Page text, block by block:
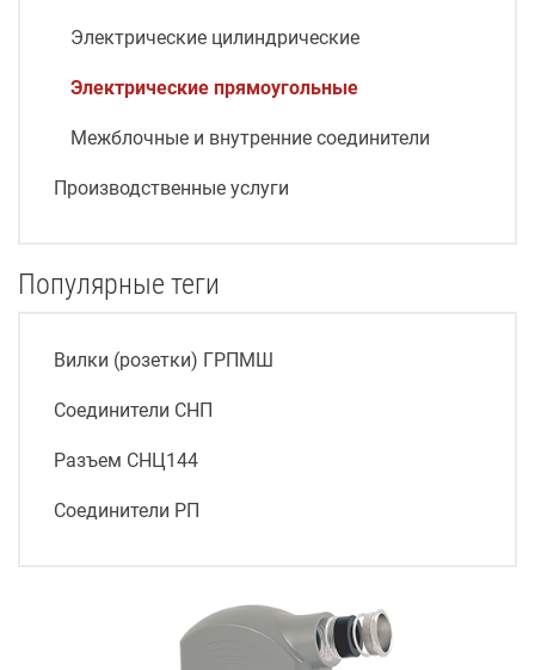
Электрические цилиндрические
Электрические прямоугольные
Межблочные и внутренние соединители
Производственные услуги
Популярные теги
Вилки (розетки) ГРПМШ
Соединители СНП
Разъем СНЦ144
Соединители РП